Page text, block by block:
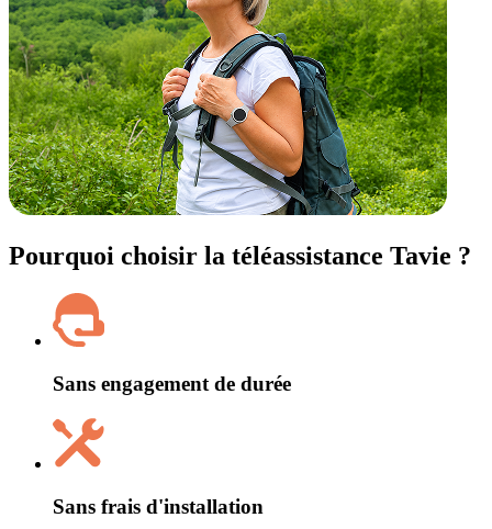
Pourquoi choisir la téléassistance Tavie ?
Sans engagement de durée
Sans frais d'installation